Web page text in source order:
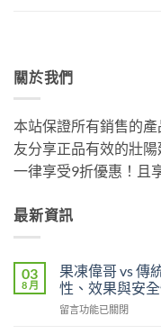
關於我們
本站保證所有銷售的
友分享正品有效的壯
一律享受9折優惠！且
最新資訊
03
8 月
果凍偉哥 vs 傳
性、效果與安
在
留言功能已關閉